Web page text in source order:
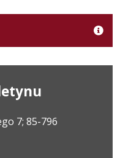
7; 85-796